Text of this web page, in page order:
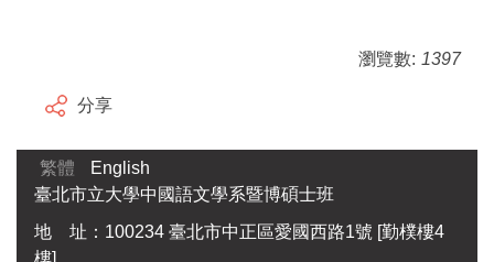
瀏覽數: 1397
分享
繁體
English
臺北市立大學中國語文學系暨博碩士班
地 址：100234 臺北市中正區愛國西路1號 [勤樸樓4
樓]